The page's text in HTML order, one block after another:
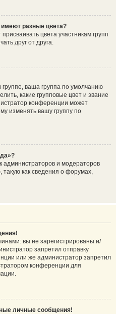
имеют разные цвета?
цвета участникам групп
друг от друга.
ваша группа по умолчанию
какие групповые цвет и звание
конференции может
изменять вашу группу по
администраторов и модераторов
как сведения о форумах,
вы не зарегистрированы и/
запретил отправку
или же администратор запретил
конференции для
личные сообщения!